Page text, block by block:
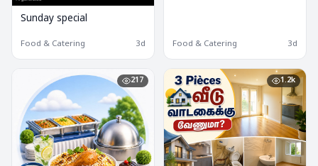
Sunday special
Food & Catering 3d Food & Catering 3d
217 1.2k